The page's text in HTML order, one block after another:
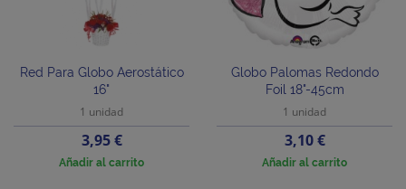
Red Para Globo Aerostático
16"
1 unidad
Precio
3,95 €
Añadir al carrito
Globo Palomas Redondo
Foil 18"-45cm
1 unidad
Precio
3,10 €
Añadir al carrito